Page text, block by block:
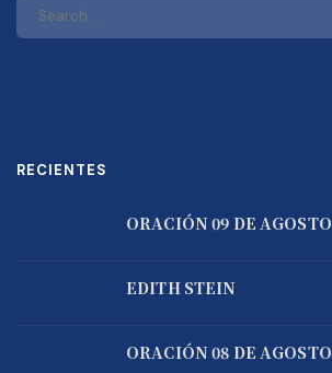
RECIENTES
ORACIÓN 09 DE AGOSTO
EDITH STEIN
ORACIÓN 08 DE AGOSTO